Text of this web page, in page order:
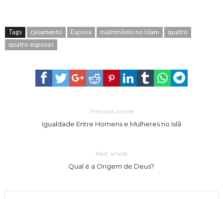
Tags casamento Esposa matrimônio no islam
quatro
quatro esposas
Previous article
Igualdade Entre Homens e Mulheres no Islã
Next article
Qual é a Origem de Deus?